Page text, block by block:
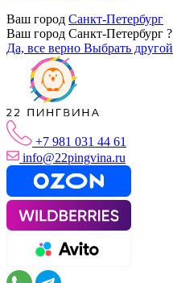
Ваш город Санкт-Петербург
Ваш город Санкт-Петербург ?
Да, все верно Выбрать другой
+7 981 031 44 61
info@22pingvina.ru